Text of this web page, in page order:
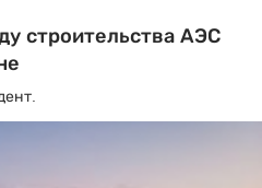
строительства АЭС